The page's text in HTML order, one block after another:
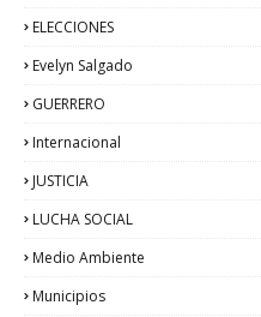
ELECCIONES
Evelyn Salgado
GUERRERO
Internacional
JUSTICIA
LUCHA SOCIAL
Medio Ambiente
Municipios